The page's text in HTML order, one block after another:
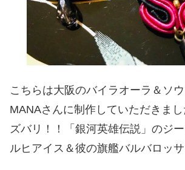
こちらは大阪のバイラオーラ＆ソ
MANAさんに制作していただきま
ズバリ！！「銀河英雄伝説」のジ
ルヒアイス＆彼の旗艦バルバロッサ